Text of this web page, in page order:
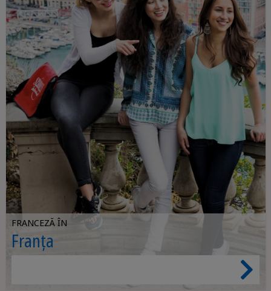
FRANCEZĂ ÎN
Franța